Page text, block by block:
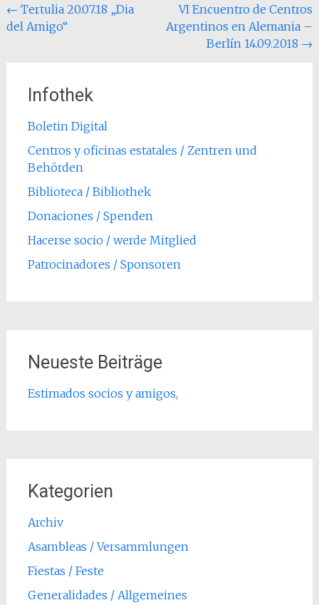
Post
navigation
← Tertulia 20.07.18 „Dia
del Amigo“
VI Encuentro de Centros
Argentinos en Alemania –
Berlín 14.09.2018 →
Infothek
Boletin Digital
Centros y oficinas estatales / Zentren und
Behörden
Biblioteca / Bibliothek
Donaciones / Spenden
Hacerse socio / werde Mitglied
Patrocinadores / Sponsoren
Neueste Beiträge
Estimados socios y amigos,
Kategorien
Archiv
Asambleas / Versammlungen
Fiestas / Feste
Generalidades / Allgemeines